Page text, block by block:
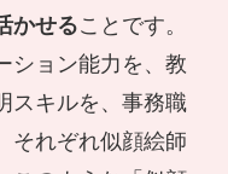
かせることです。
ション能力を、教
スキルを、事務職
それぞれ似顔絵師